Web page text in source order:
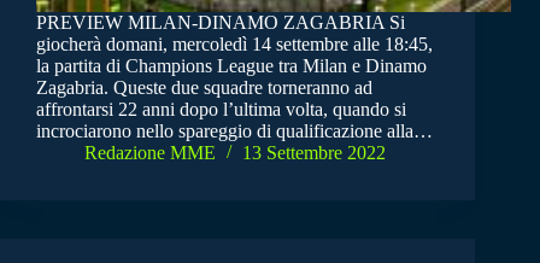
PREVIEW MILAN-DINAMO ZAGABRIA Si
giocherà domani, mercoledì 14 settembre alle 18:45,
la partita di Champions League tra Milan e Dinamo
Zagabria. Queste due squadre torneranno ad
affrontarsi 22 anni dopo l’ultima volta, quando si
incrociarono nello spareggio di qualificazione alla…
Redazione MME
13 Settembre 2022